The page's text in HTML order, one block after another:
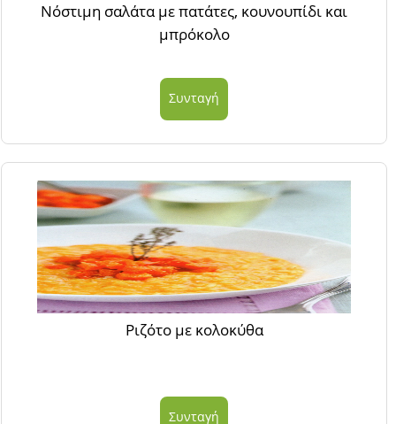
Νόστιμη σαλάτα με πατάτες, κουνουπίδι και
μπρόκολο
Συνταγή
Ριζότο με κολοκύθα
Συνταγή